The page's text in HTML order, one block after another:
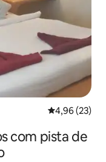
4,96 de uma
4,96 (23)
com pista de